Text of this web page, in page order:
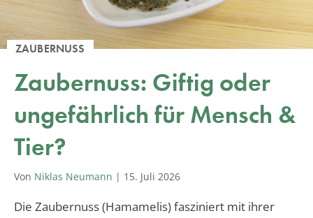
ZAUBERNUSS
Zaubernuss: Giftig oder
ungefährlich für Mensch &
Tier?
Von Niklas Neumann | 15. Juli 2026
Die Zaubernuss (Hamamelis) fasziniert mit ihrer